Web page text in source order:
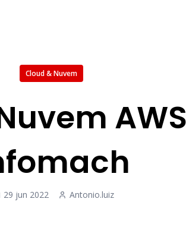
Cloud & Nuvem
29 jun 2022 Antonio.luiz